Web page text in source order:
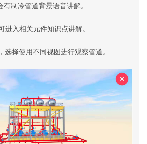
有制冷管道背景语音讲解。
进入相关元件知识点讲解。
选择使用不同视图进行观察管道。